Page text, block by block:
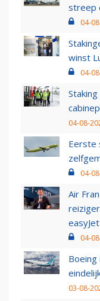
streep
04-
winst
04-
04-08-
Eerste
04-
Air
easyJet
04-
Boeing
03-08-